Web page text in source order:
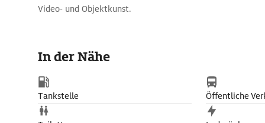
Video- und Objektkunst.
In der Nähe
Tankstelle Öffentliche